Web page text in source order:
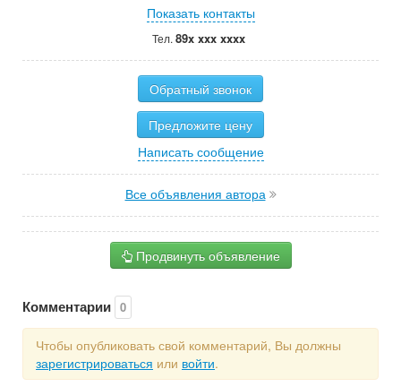
Показать контакты
Тел. 89x xxx xxxx
Обратный звонок
Предложите цену
Написать сообщение
Все объявления автора
Продвинуть объявление
Комментарии 0
Чтобы опубликовать свой комментарий, Вы должны
зарегистрироваться или войти.